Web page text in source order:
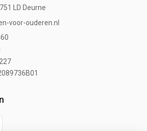
LD Deurne
voor-ouderen.nl